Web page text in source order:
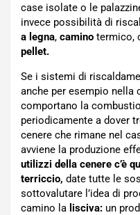
case isolate o le
invece possibilità di
a legna, camino termico,
pellet.
Se i sistemi di
anche per esempio nella
comportano la
periodicamente a dover
cenere che rimane nel
avviene la produzione
utilizzi della cenere c’è
terriccio, date tutte le
sottovalutare l’idea di
camino la lisciva: un